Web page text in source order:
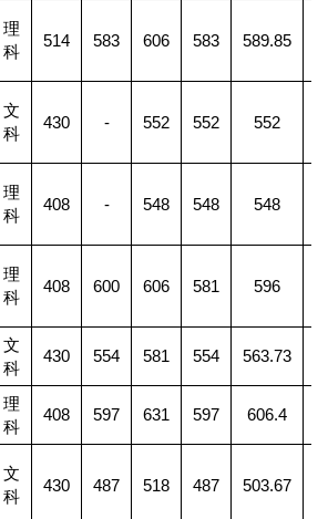
理
科
514 583 606 583 589.85
文
科
430 - 552 552 552
理
科
408 - 548 548 548
理
科
408 600 606 581 596
文
科
430 554 581 554 563.73
理
科
408 597 631 597 606.4
文
科
430 487 518 487 503.67